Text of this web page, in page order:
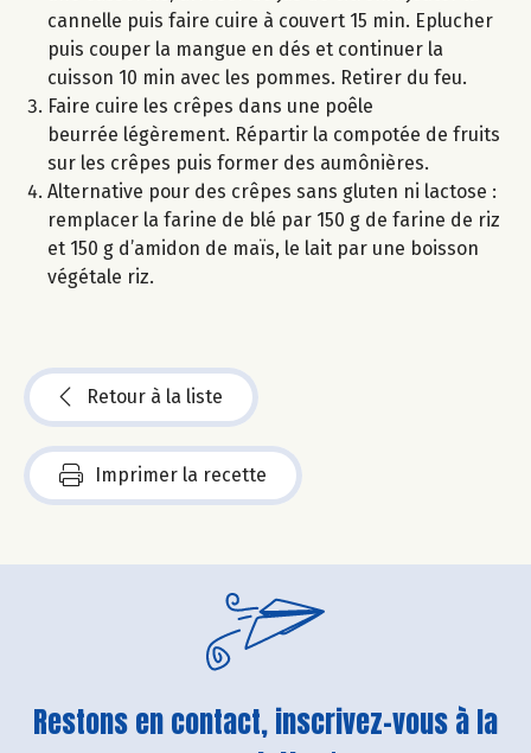
cannelle puis faire cuire à couvert 15 min. Eplucher
puis couper la mangue en dés et continuer la
cuisson 10 min avec les pommes. Retirer du feu.
Faire cuire les crêpes dans une poêle
beurrée légèrement. Répartir la compotée de fruits
sur les crêpes puis former des aumônières.
Alternative pour des crêpes sans gluten ni lactose :
remplacer la farine de blé par 150 g de farine de riz
et 150 g d’amidon de maïs, le lait par une boisson
végétale riz.
Retour à la liste
Imprimer la recette
Restons en contact, inscrivez-vous à la